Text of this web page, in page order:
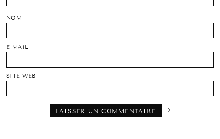
NOM
E-MAIL
SITE WEB